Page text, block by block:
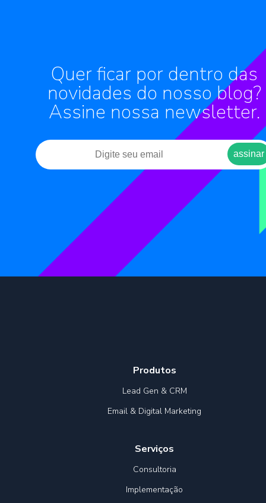
Quer ficar por dentro das
novidades do nosso blog?
Assine nossa newsletter.
Produtos
Lead Gen & CRM
Email & Digital Marketing
Serviços
Consultoria
Implementação